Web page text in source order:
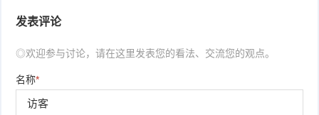
发表评论
◎欢迎参与讨论，请在这里发表您的看法、交流您的观点。
名称*